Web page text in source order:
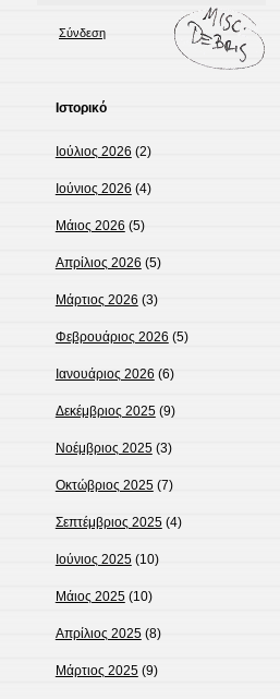
Σύνδεση
Ιστορικό
Ιούλιος 2026 (2)
Ιούνιος 2026 (4)
Μάιος 2026(5)
Απρίλιος 2026 (5)
Μάρτιος 2026 (3)
Φεβρουάριος 2026 (5)
Ιανουάριος 2026 (6)
Δεκέμβριος 2025(9)
Νοέμβριος 2025(3)
Οκτώβριος 2025(7)
Σεπτέμβριος 2025(4)
Ιούνιος 2025(10)
Μάιος 2025(10)
Απρίλιος 2025(8)
Μάρτιος 2025(9)